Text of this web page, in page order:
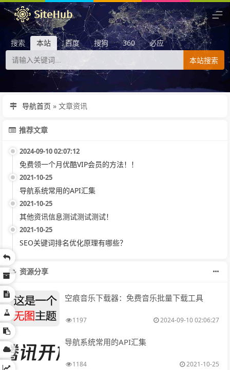
搜索 本站 百度 搜狗 360 必应
本站搜索
导航首页 » 文章资讯
推荐文章
2024-09-10 02:07:12
免费领一个月优酷VIP会员的方法！！
2021-10-25
导航系统常用的API汇集
2021-10-25
其他资讯信息测试测试测试！
2021-10-25
SEO关键词排名优化原理有哪些？
资源分享
空痕音乐下载器：免费音乐批量下载工具
1197 2024-09-10 02:06:27
导航系统常用的API汇集
1184 2021-10-25